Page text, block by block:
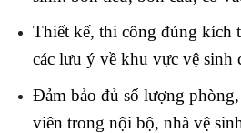
Thiết kế, thi công đúng kích
các lưu ý về khu vực vệ sinh
Đảm bảo đủ số lượng
viên trong nội bộ, nhà vệ